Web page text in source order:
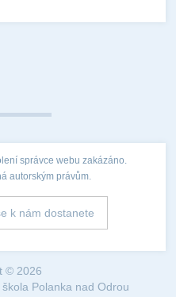
správce webu zakázáno.
autorským právům.
k nám dostanete
© 2026
Polanka nad Odrou